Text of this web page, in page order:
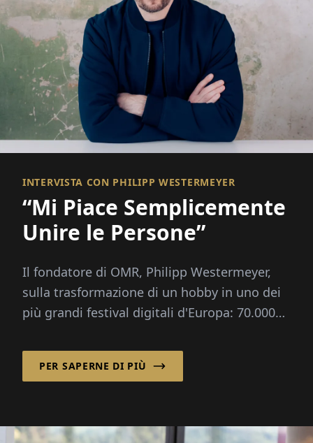
INTERVISTA CON PHILIPP WESTERMEYER
“Mi Piace Semplicemente
Unire le Persone”
Il fondatore di OMR, Philipp Westermeyer,
sulla trasformazione di un hobby in uno dei
più grandi festival digitali d'Europa: 70.000
piano.
PER SAPERNE DI PIÙ